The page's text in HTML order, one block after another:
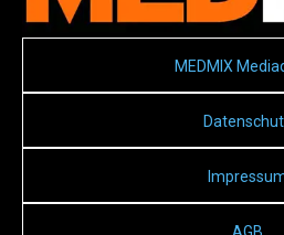
MEDMIX